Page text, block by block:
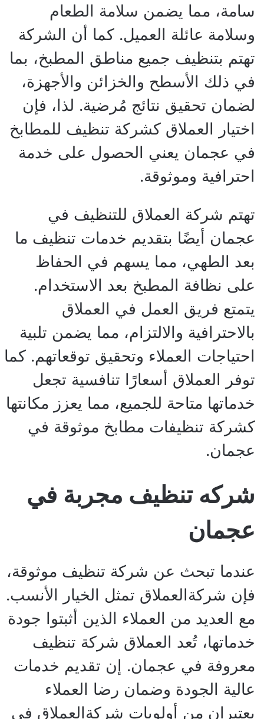
سامة، مما يضمن سلامة الطعام
وسلامة عائلة العميل. كما أن الشركة
تهتم بتنظيف جميع مناطق المطبخ، بما
في ذلك الأسطح والخزائن والأجهزة،
لضمان تحقيق نتائج مُرضية. لذا، فإن
اختيار العملاق كشركة تنظيف للمطابخ
في عجمان يعني الحصول على خدمة
احترافية وموثوقة.
تهتم شركة العملاق للتنظيف في
عجمان أيضًا بتقديم خدمات تنظيف ما
بعد الطهي، مما يسهم في الحفاظ
على نظافة المطبخ بعد الاستخدام.
يتمتع فريق العمل في العملاق
بالاحترافية والالتزام، مما يضمن تلبية
احتياجات العملاء وتحقيق توقعاتهم. كما
توفر العملاق أسعارًا تنافسية تجعل
خدماتها متاحة للجميع، مما يعزز مكانتها
كشركة تنظيفات مطابخ موثوقة في
عجمان.
شركه تنظيف مجربة في
عجمان
عندما تبحث عن شركة تنظيف موثوقة،
فإن شركةالعملاق تمثل الخيار الأنسب.
مع العديد من العملاء الذين أثبتوا جودة
خدماتها، تُعد العملاق شركة تنظيف
معروفة في عجمان. إن تقديم خدمات
عالية الجودة وضمان رضا العملاء
يعتبران من أولويات شركةالعملاق في